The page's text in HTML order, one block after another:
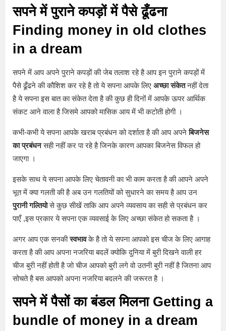
सपने में पुराने कपड़ों में पैसे ढूँढना
Finding money in old clothes
in a dream
सपने में आप अपने पुराने कपड़ों की जेब तलाश रहे है आप इन पुराने कपड़ों में
पैसे ढूँढने की कौशिश कर रहे है तो ये सपना आपके लिए अच्छा संकेतनहीं देता
है ये सपना इस बात का संकेत देता है की कुछ ही दिनों में आपके ऊपर आर्थिक
संकट आने वाला है जिसमे आपको मासिक आय में भी कटोती होगी ।
कभी-कभी ये सपना आपके खराब प्रबंधन को दर्शाता है की आप अपनेबिजनेस
का प्रबंधनसही नहीं कर पा रहे है जिनके कारण आपका बिजनेस विफल हो
जाएगा ।
इसके साथ ये सपना आपके लिए चेतावनी का भी काम करता है की आपने अपने
भूत में क्या गलती की है अब उन गलतियों को सुधारने का समय है आप उन
पुरानी गल्तियोसे कुछ सीखें ताकि आप अपने व्यवसाय का सही से प्रबंधन कर
पाएँ ,इस प्रकार ये सपना एक व्यवसाई के लिए अच्छा संकेत हो सकता है ।
अगर आप एक सनकीस्वभावके है तो ये सपना आपको इस चीज के लिए आगाह
करता है की आप अपना नजरिया बदलें क्योकि दुनिया में बुरी दिखने वाली हर
चीज बुरी नहीं होती है जो चीज आपको बुरी लगे वो उतनी बुरी नहीं है जितना आप
सोचते है बस आपको अपना नजरिया बदलने की जरूरत है ।
सपने में पैसों का बंडल मिलना Getting a
bundle of money in a dream